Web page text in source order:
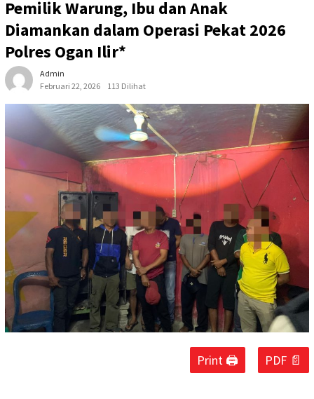
Pemilik Warung, Ibu dan Anak
Diamankan dalam Operasi Pekat 2026
Polres Ogan Ilir*
Admin
Februari 22, 2026
113 Dilihat
Print 🖨 PDF 📄